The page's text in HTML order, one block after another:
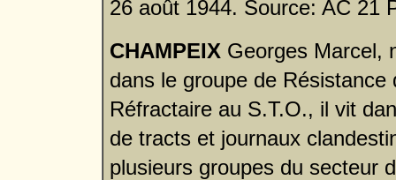
26 août 1944. Source: AC 21
CHAMPEIX Georges Marcel,
dans le groupe de
Réfractaire au S.T.O., il vit
de tracts et journaux
plusieurs groupes du secteur